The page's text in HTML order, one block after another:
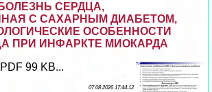
СЕРДЦА,
С САХАРНЫМ ДИАБЕТОМ,
ОСОБЕННОСТИ
ПРИ ИНФАРКТЕ МИОКАРДА
99 KB...
07 08 2026 17:44:12